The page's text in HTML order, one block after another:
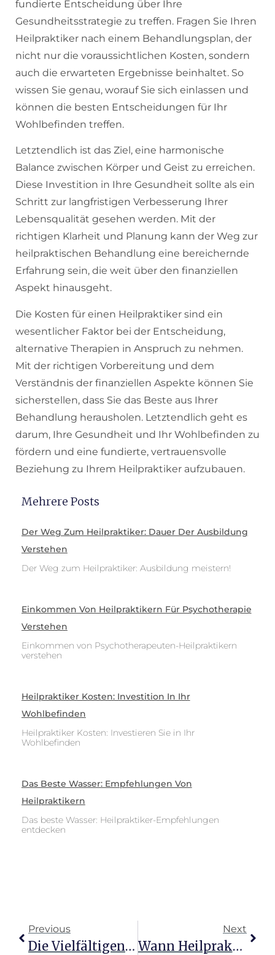
fundierte Entscheidung über Ihre
Gesundheitsstrategie zu treffen. Fragen Sie Ihren
Heilpraktiker nach einem Behandlungsplan, der
nicht nur die voraussichtlichen Kosten, sondern
auch die erwarteten Ergebnisse beinhaltet. So
wissen Sie genau, worauf Sie sich einlassen und
können die besten Entscheidungen für Ihr
Wohlbefinden treffen.
Letztendlich ist das Ziel, eine harmonische
Balance zwischen Körper und Geist zu erreichen.
Diese Investition in Ihre Gesundheit sollte als ein
Schritt zur langfristigen Verbesserung Ihrer
Lebensqualität gesehen werden. Mit der
richtigen Klarheit und Planung kann der Weg zur
heilpraktischen Behandlung eine bereichernde
Erfahrung sein, die weit über den finanziellen
Aspekt hinausgeht.
Die Kosten für einen Heilpraktiker sind ein
wesentlicher Faktor bei der Entscheidung,
alternative Therapien in Anspruch zu nehmen.
Mit der richtigen Vorbereitung und dem
Verständnis der finanziellen Aspekte können Sie
sicherstellen, dass Sie das Beste aus Ihrer
Behandlung herausholen. Letztendlich geht es
darum, Ihre Gesundheit und Ihr Wohlbefinden zu
fördern und eine fundierte, vertrauensvolle
Beziehung zu Ihrem Heilpraktiker aufzubauen.
Mehrere Posts
Der Weg Zum Heilpraktiker: Dauer Der Ausbildung
Verstehen
Der Weg zum Heilpraktiker: Ausbildung meistern!
Einkommen Von Heilpraktikern Für Psychotherapie
Verstehen
Einkommen von Psychotherapeuten-Heilpraktikern
verstehen
Heilpraktiker Kosten: Investition In Ihr
Wohlbefinden
Heilpraktiker Kosten: Investieren Sie in Ihr
Wohlbefinden
Das Beste Wasser: Empfehlungen Von
Heilpraktikern
Das beste Wasser: Heilpraktiker-Empfehlungen
entdecken
Previous
Die Vielfältigen Möglichkeiten Eines Heilpraktikers Erkunden
Next
Wann Heilpraktiker Ihre Gesundheit Bereichern Können